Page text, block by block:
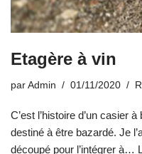
Etagère à vin
par Admin 01/11/2020
C’est l’histoire d’un casier
destiné à être bazardé. Je
découpé pour l’intégrer à…